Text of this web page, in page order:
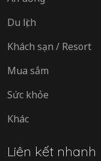
Du lịch
Khách sạn / Resort
Mua sắm
Sức khỏe
Khác
Liên kết nhanh